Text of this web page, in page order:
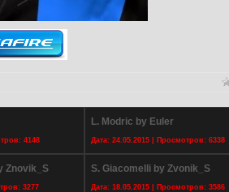
4148
L. Modric by Euler
Дата: 24.05.2015 | Просмотров: 6338
Znovik_S
3277
S. Giacomelli by Zvonik_S
Дата: 18.05.2015 | Просмотров: 3586